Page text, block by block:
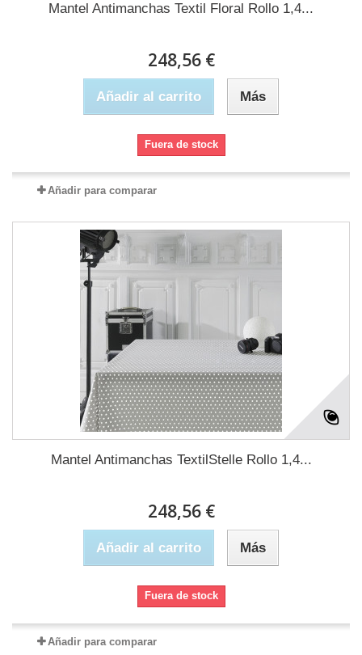
Mantel Antimanchas Textil Floral Rollo 1,4...
248,56 €
Añadir al carrito Más
Fuera de stock
Añadir para comparar
Mantel Antimanchas TextilStelle Rollo 1,4...
248,56 €
Añadir al carrito Más
Fuera de stock
Añadir para comparar